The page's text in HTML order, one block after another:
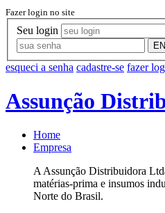
Fazer login no site
Seu login
esqueci a senha cadastre-se fazer
Assunção
Home
Empresa
A Assunção Distribuidora
matérias-prima e insumos
Norte do Brasil.